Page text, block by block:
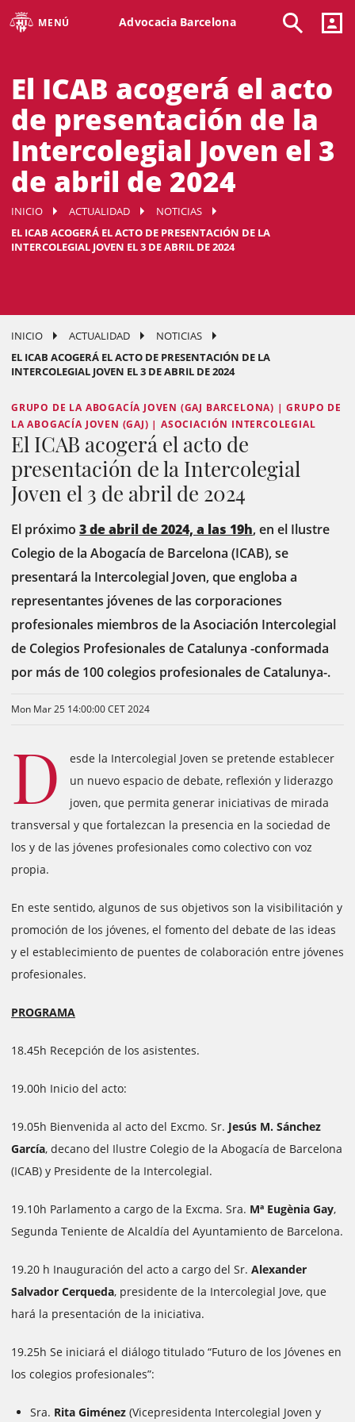
MENÚ Advocacia Barcelona
El ICAB acogerá el acto
de presentación de la
Intercolegial Joven el 3
de abril de 2024
INICIO ACTUALIDAD
NOTICIAS
EL ICAB ACOGERÁ EL ACTO DE PRESENTACIÓN DE LA
INTERCOLEGIAL JOVEN EL 3 DE ABRIL DE 2024
INICIO ACTUALIDAD
NOTICIAS
EL ICAB ACOGERÁ EL ACTO DE PRESENTACIÓN DE LA
INTERCOLEGIAL JOVEN EL 3 DE ABRIL DE 2024
GRUPO DE LA ABOGACÍA JOVEN (GAJ BARCELONA) | GRUPO DE
LA ABOGACÍA JOVEN (GAJ) | ASOCIACIÓN INTERCOLEGIAL
El ICAB acogerá el acto de
presentación de la Intercolegial
Joven el 3 de abril de 2024
El próximo 3 de abril de 2024, a las 19h, en el Ilustre
Colegio de la Abogacía de Barcelona (ICAB), se
presentará la Intercolegial Joven, que engloba a
representantes jóvenes de las corporaciones
profesionales miembros de la Asociación Intercolegial
de Colegios Profesionales de Catalunya -conformada
por más de 100 colegios profesionales de Catalunya-.
Mon Mar 25 14:00:00 CET 2024
D
esde la Intercolegial Joven se pretende establecer
un nuevo espacio de debate, reflexión y liderazgo
joven, que permita generar iniciativas de mirada
transversal y que fortalezcan la presencia en la sociedad de
los y de las jóvenes profesionales como colectivo con voz
propia.
En este sentido, algunos de sus objetivos son la visibilitación y
promoción de los jóvenes, el fomento del debate de las ideas
y el establecimiento de puentes de colaboración entre jóvenes
profesionales.
PROGRAMA
18.45h Recepción de los asistentes.
19.00h Inicio del acto:
19.05h Bienvenida al acto del Excmo. Sr. Jesús M. Sánchez
García, decano del Ilustre Colegio de la Abogacía de Barcelona
(ICAB) y Presidente de la Intercolegial.
19.10h Parlamento a cargo de la Excma. Sra. Mª Eugènia Gay,
Segunda Teniente de Alcaldía del Ayuntamiento de Barcelona.
19.20 h Inauguración del acto a cargo del Sr. Alexander
Salvador Cerqueda, presidente de la Intercolegial Jove, que
hará la presentación de la iniciativa.
19.25h Se iniciará el diálogo titulado “Futuro de los Jóvenes en
los colegios profesionales”:
Sra. Rita Giménez (Vicepresidenta Intercolegial Joven y